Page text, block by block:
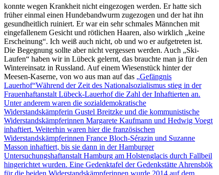
konnte wegen Krankheit nicht eingezogen werden. Er hatte sich
früher einmal einen Hundebandwurm zugezogen und der hat ihn
gesundheitlich ruiniert. Er war ein sehr schmales Männchen mit
eingefallenem Gesicht und rötlichen Haaren, also wirklich
keine
Erscheinung . Ich weiß auch nicht, ob und wo er aufgetreten ist.
Die Begegnung sollte aber nicht vergessen werden. Auch
Ski-
Laufen
haben wir in Lübeck gelernt, das brauchte man ja für den
Wintereinsatz in Russland. Auf einem Wiesenstück hinter der
Meesen-Kaserne, von wo aus man auf das
Gefängnis
Lauerhof Während der Zeit des Nationalsozialismus stieg in der
Frauenhaftanstalt Lübeck-Lauerhof die Zahl der Inhaftierten an.
Unter anderem waren die sozialdemokratische
Widerstandskämpferin Gustel Breitzke und die kommunistische
Widerstandskämpferinnen Margarete Kaufmann und Hedwig Voegt
inhaftiert. Weiterhin waren hier die französischen
Widerstandskämpferinnen France Bloch-Sérazin und Suzanne
Masson inhaftiert, bis sie dann in der Hamburger
Untersuchungshaftanstalt Hamburg am Holstenglacis durch Fallbeil
hingerichtet wurden. Eine Gedenktafel der Gedenkstätte Ahrensbök
für die beiden Widerstandskämpferinnen wurde 2014 auf dem